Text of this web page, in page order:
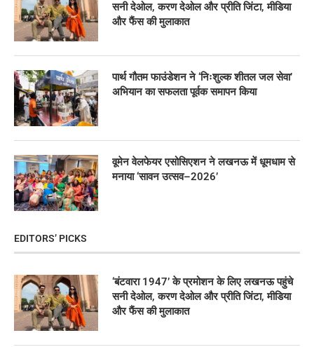
सनी देओल, करण देओल और प्रीति जिंटा, मीडिया
और फैंस की मुलाकात
पार्थ गौतम फाउंडेशन ने ‘निःशुल्क शीतल जल सेवा’
अभियान का सफलता पूर्वक समापन किया
वूमेन वेलफेयर एसोसिएशन ने लखनऊ में धूमधाम से
मनाया ‘सावन उत्सव–2026’
EDITORS’ PICKS
‘बंटवारा 1947’ के प्रमोशन के लिए लखनऊ पहुंचे
सनी देओल, करण देओल और प्रीति जिंटा, मीडिया
और फैंस की मुलाकात